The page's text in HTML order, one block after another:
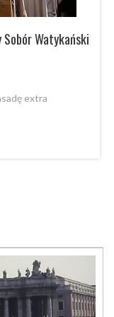
Sobór Watykański
extra